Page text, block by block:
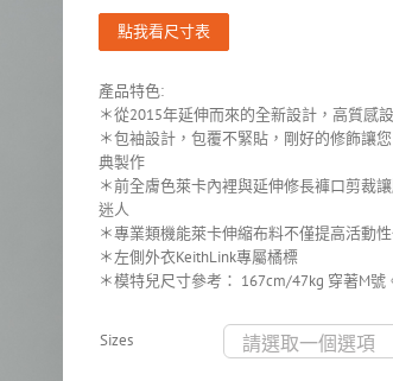
點我看尺寸表
產品特色:
＊從2015年延伸而來的全新設計，高質感
＊包袖設計，包覆不緊貼，剛好的修飾讓
典製作
＊前全膚色萊卡內裡與延伸修長褲口剪裁
迷人
＊專業類機能萊卡伸縮布料不僅提高活動
＊左側外衣KeithLink專屬橘標
＊模特兒尺寸參考： 167cm/47kg 穿著M號
Sizes